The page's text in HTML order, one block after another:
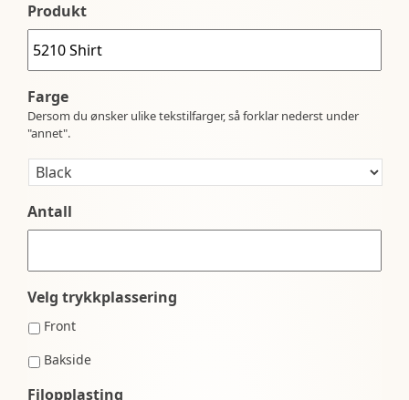
Produkt
Farge
Dersom du ønsker ulike tekstilfarger, så forklar nederst under
"annet".
Antall
Velg trykkplassering
Front
Bakside
Filopplasting